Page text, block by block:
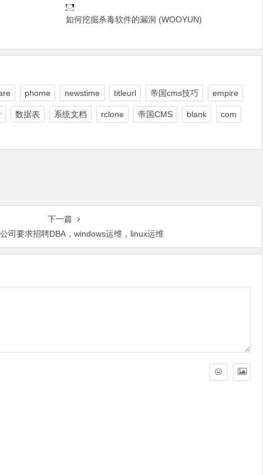
如何挖掘杀毒软件的漏洞 (WOOYUN)
phome newstime titleurl 帝国cms技巧 empire
数据表 系统文档 rclone 帝国CMS blank com
下一篇
司要求招聘DBA，windows运维，linux运维